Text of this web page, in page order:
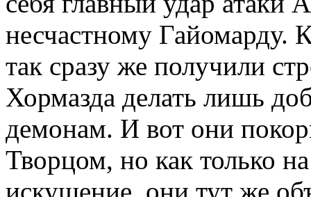
несчастному Гайомарду.
так сразу же получили
Хормазда делать лишь
демонам. И вот они
Творцом, но как только
искушение, они тут же